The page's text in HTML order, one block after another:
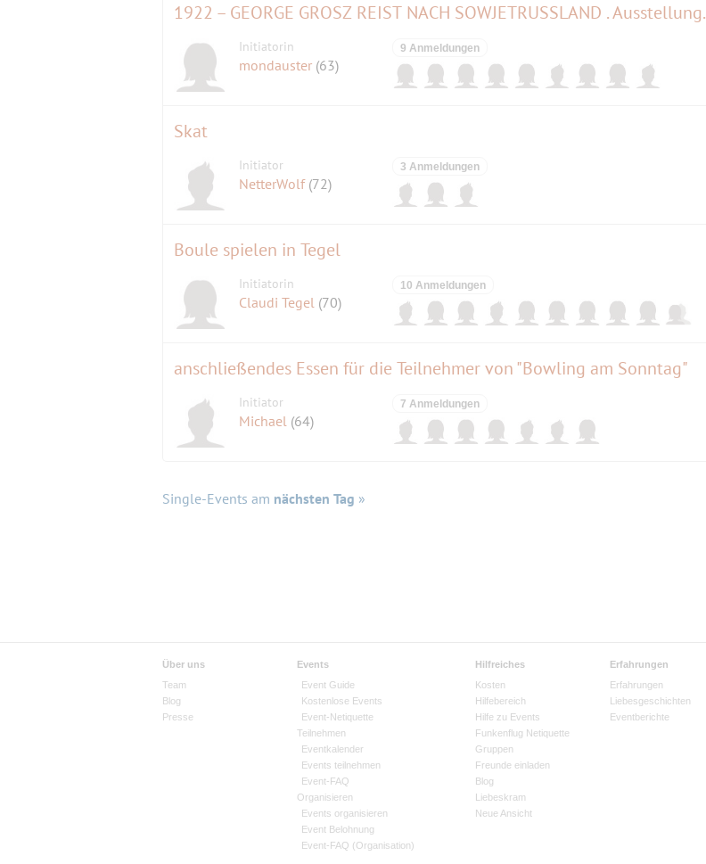
1922 – GEORGE GROSZ REIST NACH SOWJETRUSSLAND . Ausstellung.
Initiatorin
mondauster (63)
9 Anmeldungen
Skat
Initiator
NetterWolf (72)
3 Anmeldungen
Boule spielen in Tegel
Initiatorin
Claudi Tegel (70)
10 Anmeldungen
anschließendes Essen für die Teilnehmer von "Bowling am Sonntag"
Initiator
Michael (64)
7 Anmeldungen
Single-Events am nächsten Tag »
Über uns
Team
Blog
Presse
Events
Event Guide
Kostenlose Events
Event-Netiquette
Teilnehmen
Eventkalender
Events teilnehmen
Event-FAQ
Organisieren
Events organisieren
Event Belohnung
Event-FAQ (Organisation)
Hilfreiches
Kosten
Hilfebereich
Hilfe zu Events
Funkenflug Netiquette
Gruppen
Freunde einladen
Blog
Liebeskram
Neue Ansicht
Erfahrungen
Erfahrungen
Liebesgeschichten
Eventberichte